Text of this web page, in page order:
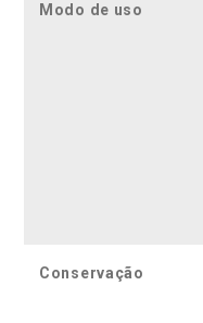
Modo de uso
Conservação